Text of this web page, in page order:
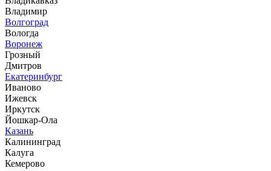
Владимир
Волгоград
Вологда
Воронеж
Грозный
Дмитров
Екатеринбург
Иваново
Ижевск
Иркутск
Йошкар-Ола
Казань
Калининград
Калуга
Кемерово